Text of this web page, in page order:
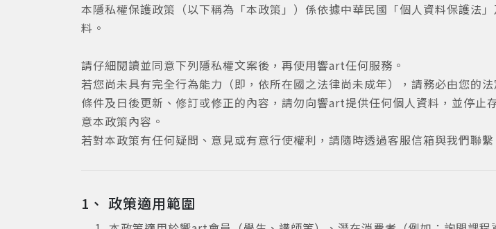
本隱私權保護政策（以下稱為「本政策」）係依據中華民國「個人資料保護法
料。
請仔細閱讀並同意下列隱私權文案後，再使用響art任何服務。
若您尚未具有完全行為能力（即，依所在國之法律尚未成年），請務必由您的
條件及日後更新、修訂或修正的內容，請勿向響art提供任何個人資料，並停
意本政策內容。
若對本政策有任何疑問、意見或有意行使權利，請隨時透過客服信箱與我們聯繫
1、 政策適用範圍